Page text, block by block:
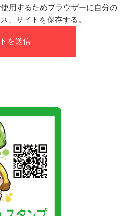
用するためブラウザーに自分の
、サイトを保存する。